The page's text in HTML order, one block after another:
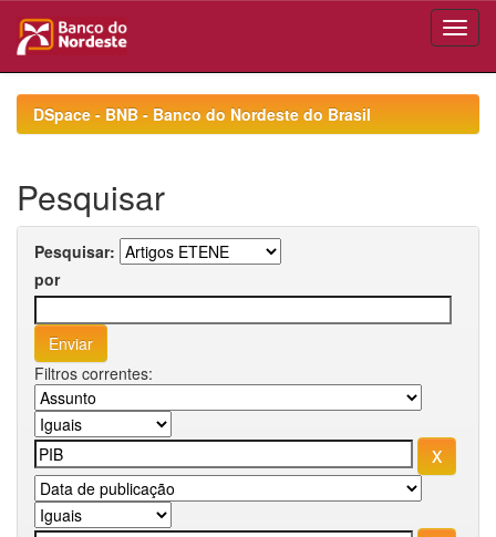
navigationDSpace - BNB - Banco do Nordeste do Brasil
Pesquisar
Pesquisar:
por
Filtros correntes: